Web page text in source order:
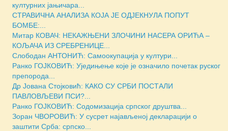
културних јањичара...
СТРАВИЧНА АНАЛИЗА КОЈА ЈЕ ОДЈЕКНУЛА ПОПУТ
БОМБЕ:...
Митар КОВАЧ: НЕКАЖЊЕНИ ЗЛОЧИНИ НАСЕРА ОРИЋА –
КОЉАЧА ИЗ СРЕБРЕНИЦЕ...
Слободан АНТОНИЋ: Самоокупација у култури...
Ранко ГОЈКОВИЋ: Уједињење које је означило почетак руског
препорода...
Др Јована Стојковић: КАКО СУ СРБИ ПОСТАЛИ
ПАВЛОВЉЕВИ ПСИ?...
Ранко ГОЈКОВИЋ: Содомизација српског друштва...
Зоран ЧВОРОВИЋ: У сусрет најављеној декларацији о
заштити Срба: српско...